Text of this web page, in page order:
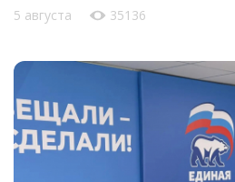
5 августа 35136